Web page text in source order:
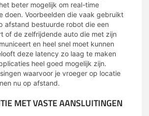
beter mogelijk om real-time
doen. Voorbeelden die vaak gebruikt
afstand bestuurde robot die een
of de zelfrijdende auto die met zijn
en heel snel moet kunnen
deze latency zo laag te maken
heel goed mogelijk zijn.
waarvoor je vroeger op locatie
nu op afstand.
MET VASTE AANSLUITINGEN